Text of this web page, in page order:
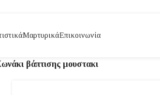
ΜαρτυρικάΕπικοινωνία
βάπτισης μουστακι